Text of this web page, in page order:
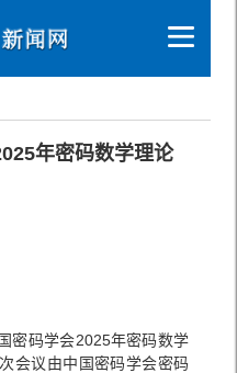
年密码数学理论
密码学会2025年密码数学
会议由中国密码学会密码